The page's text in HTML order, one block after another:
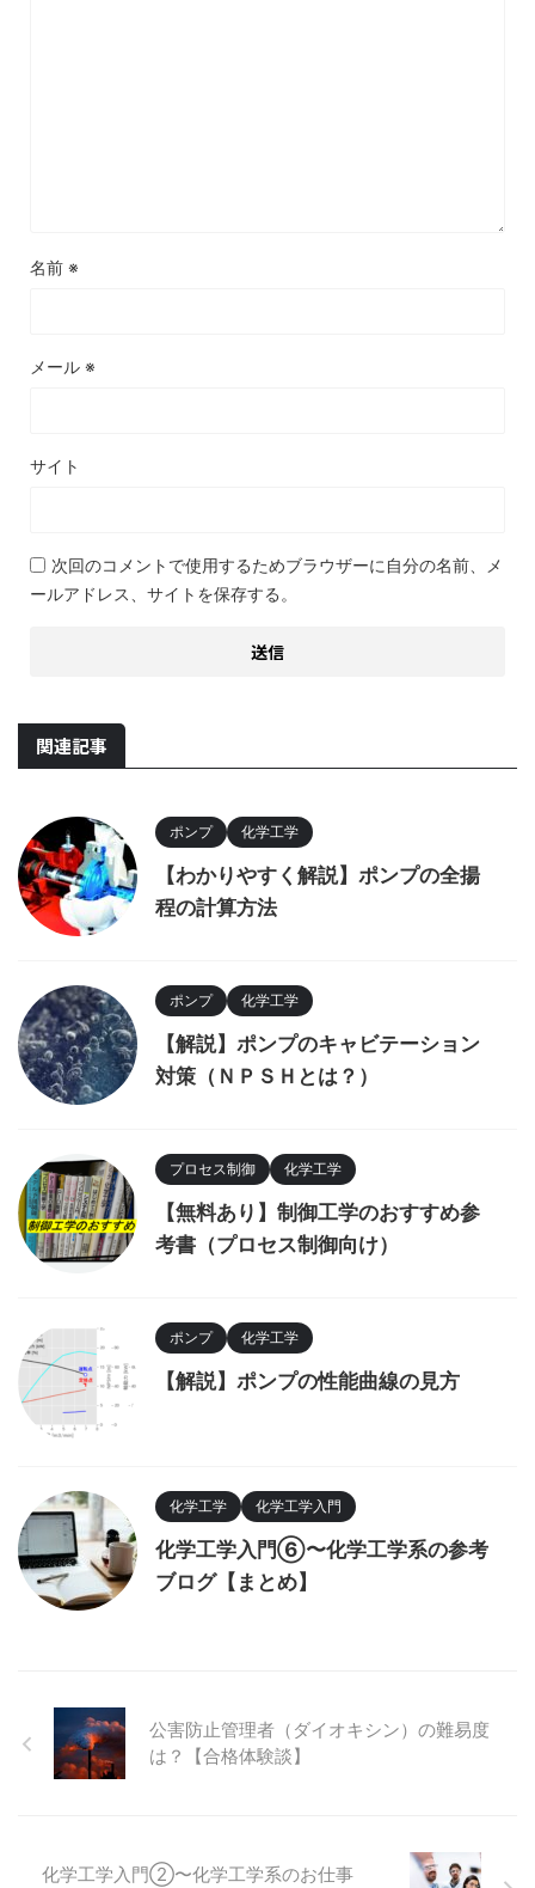
名前 ※
メール ※
サイト
次回のコメントで使用するためブラウザーに自分の名前、メ
ールアドレス、サイトを保存する。
関連記事
ポンプ 化学工学
【わかりやすく解説】ポンプの全揚
程の計算方法
ポンプ 化学工学
【解説】ポンプのキャビテーション
対策（ＮＰＳＨとは？）
プロセス制御 化学工学
【無料あり】制御工学のおすすめ参
考書（プロセス制御向け）
ポンプ 化学工学
【解説】ポンプの性能曲線の見方
化学工学 化学工学入門
化学工学入門⑥〜化学工学系の参考
ブログ【まとめ】
公害防止管理者（ダイオキシン）の難易度
は？【合格体験談】
化学工学入門②〜化学工学系のお仕事